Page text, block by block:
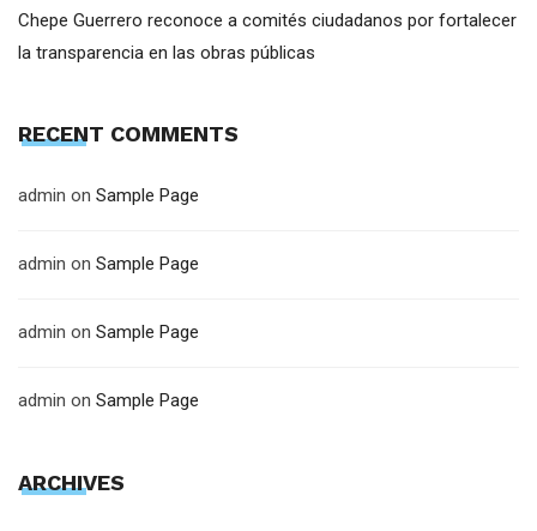
Chepe Guerrero reconoce a comités ciudadanos por fortalecer
la transparencia en las obras públicas
RECENT COMMENTS
admin on Sample Page
admin on Sample Page
admin on Sample Page
admin on Sample Page
ARCHIVES